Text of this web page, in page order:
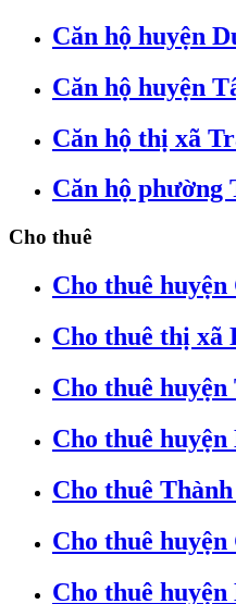
Căn hộ huyện
Căn hộ huyện
Căn hộ thị xã
Căn hộ phường
Cho thuê
Cho thuê
Cho thuê thị xã
Cho thuê huyện
Cho thuê huyện
Cho thuê
Cho thuê huyện
Cho thuê